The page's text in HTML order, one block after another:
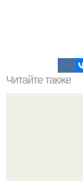
Читайте также